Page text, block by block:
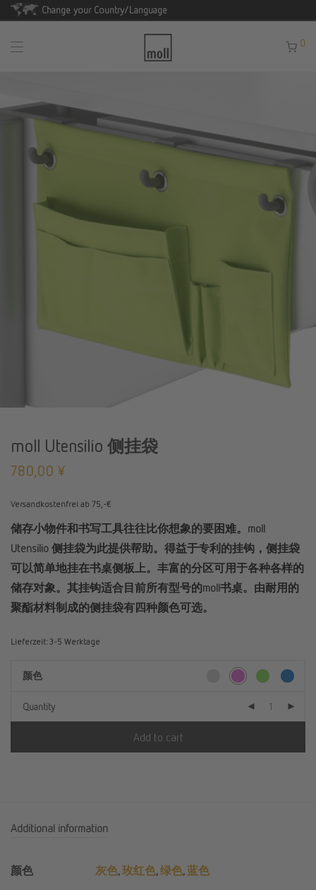
Change your Country/Language
0
moll Utensilio 侧挂袋
780,00 ¥
Versandkostenfrei ab 75,-€
储存小物件和书写工具往往比你想象的要困难。moll
Utensilio 侧挂袋为此提供帮助。得益于专利的挂钩，侧挂袋
可以简单地挂在书桌侧板上。丰富的分区可用于各种各样的
储存对象。其挂钩适合目前所有型号的moll书桌。由耐用的
聚酯材料制成的侧挂袋有四种颜色可选。
Lieferzeit:3-5 Werktage
颜色
Quantity
Add to cart
Additional information
颜色 灰色,玫红色,绿色,蓝色